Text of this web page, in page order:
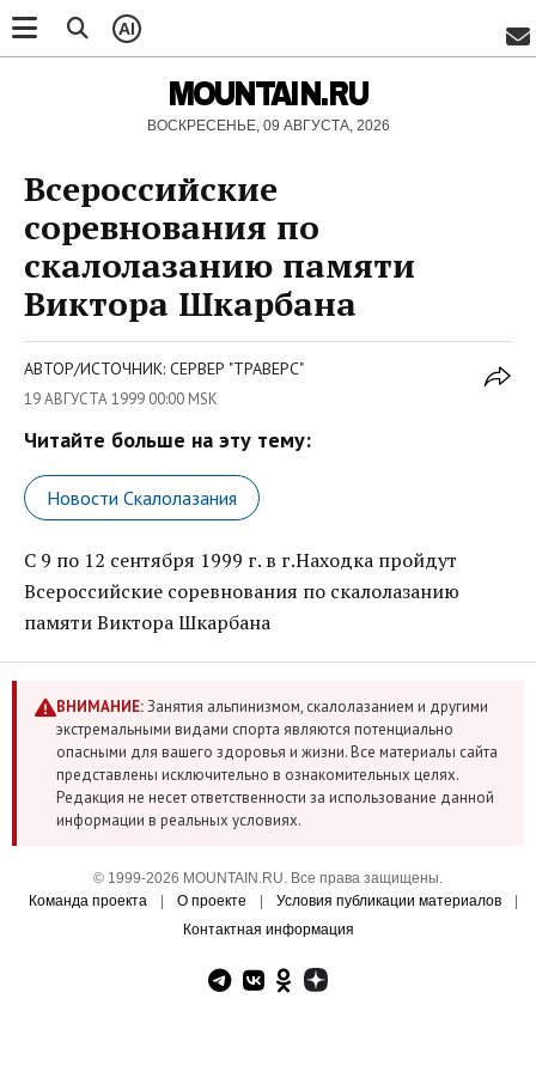
AI
MOUNTAIN.RU
ВОСКРЕСЕНЬЕ, 09 АВГУСТА, 2026
Всероссийские
соревнования по
скалолазанию памяти
Виктора Шкарбана
АВТОР/ИСТОЧНИК: СЕРВЕР "ТРАВЕРС"
19 АВГУСТА 1999 00:00 MSK
Читайте больше на эту тему:
Новости Скалолазания
C 9 по 12 сентября 1999 г. в г.Находка пройдут
Всероссийские соревнования по скалолазанию
памяти Виктора Шкарбана
ВНИМАНИЕ:Занятия альпинизмом, скалолазанием и другими
экстремальными видами спорта являются потенциально
опасными для вашего здоровья и жизни. Все материалы сайта
представлены исключительно в ознакомительных целях.
Редакция не несет ответственности за использование данной
информации в реальных условиях.
© 1999-2026 MOUNTAIN.RU. Все права защищены.
Команда проекта
О проекте Условия публикации материалов
Контактная информация